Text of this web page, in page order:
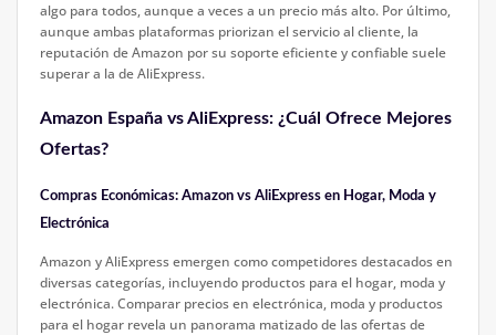
algo para todos, aunque a veces a un precio más alto. Por último,
aunque ambas plataformas priorizan el servicio al cliente, la
reputación de Amazon por su soporte eficiente y confiable suele
superar a la de AliExpress.
Amazon España vs AliExpress: ¿Cuál Ofrece Mejores
Ofertas?
Compras Económicas: Amazon vs AliExpress en Hogar, Moda y
Electrónica
Amazon y AliExpress emergen como competidores destacados en
diversas categorías, incluyendo productos para el hogar, moda y
electrónica. Comparar precios en electrónica, moda y productos
para el hogar revela un panorama matizado de las ofertas de